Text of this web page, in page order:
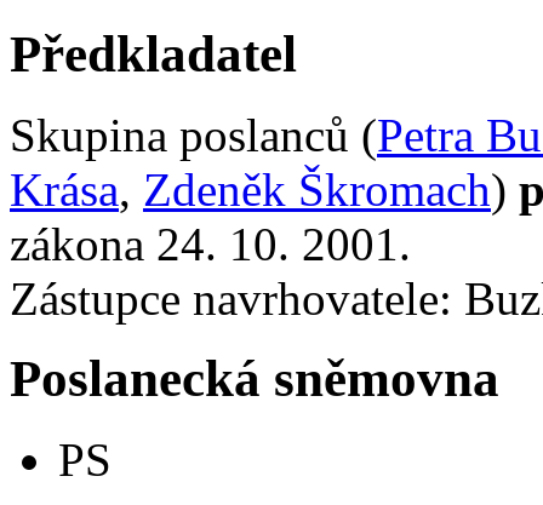
Předkladatel
Skupina poslanců (Petra
Krása, Zdeněk Škromach)
zákona 24. 10. 2001.
Zástupce navrhovatele:
Poslanecká sněmovna
PS